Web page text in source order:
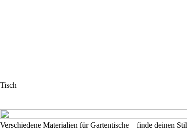
Tisch
Verschiedene Materialien für Gartentische – finde deinen Stil